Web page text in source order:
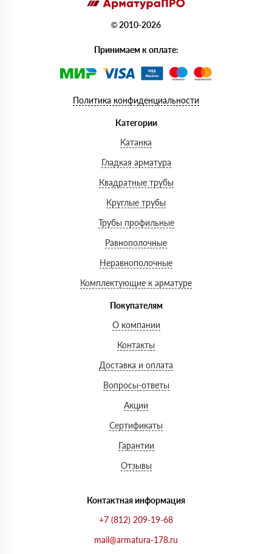
© 2010-2026
Принимаем к оплате:
Политика конфиденциальности
Категории
Катанка
Гладкая арматура
Квадратные трубы
Круглые трубы
Трубы профильные
Равнополочные
Неравнополочные
Комплектующие к арматуре
Покупателям
О компании
Контакты
Доставка и оплата
Вопросы-ответы
Акции
Сертификаты
Гарантии
Отзывы
Контактная информация
+7 (812) 209-19-68
mail@armatura-178.ru